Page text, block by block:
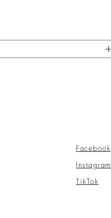
Facebook
Instagram
TikTok